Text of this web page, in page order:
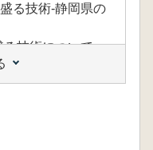
る技術-静岡県の
技術について
土木技術 白澤
説
遺構